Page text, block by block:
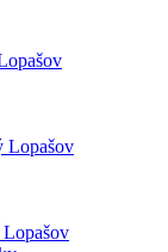
Lopašov